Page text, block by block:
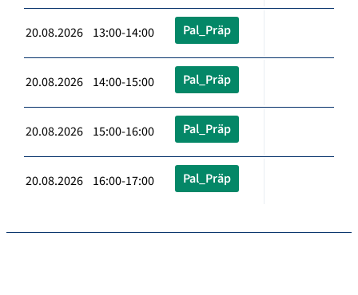
20.08.2026 13:00-14:00 Pal_Präp
20.08.2026 14:00-15:00 Pal_Präp
20.08.2026 15:00-16:00 Pal_Präp
20.08.2026 16:00-17:00 Pal_Präp